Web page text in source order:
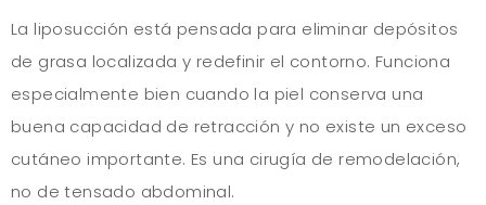
La liposucción está pensada para eliminar depósitos
de grasa localizada y redefinir el contorno. Funciona
especialmente bien cuando la piel conserva una
buena capacidad de retracción y no existe un exceso
cutáneo importante. Es una cirugía de remodelación,
no de tensado abdominal.